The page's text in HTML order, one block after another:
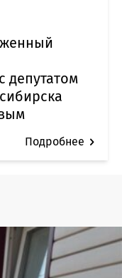
депутатом
Подробнее